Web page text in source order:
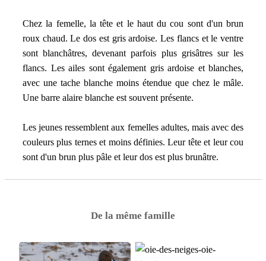
Chez la femelle, la tête et le haut du cou sont d'un brun
roux chaud. Le dos est gris ardoise. Les flancs et le ventre
sont blanchâtres, devenant parfois plus grisâtres sur les
flancs. Les ailes sont également gris ardoise et blanches,
avec une tache blanche moins étendue que chez le mâle.
Une barre alaire blanche est souvent présente.
Les jeunes ressemblent aux femelles adultes, mais avec des
couleurs plus ternes et moins définies. Leur tête et leur cou
sont d'un brun plus pâle et leur dos est plus brunâtre.
De la même famille